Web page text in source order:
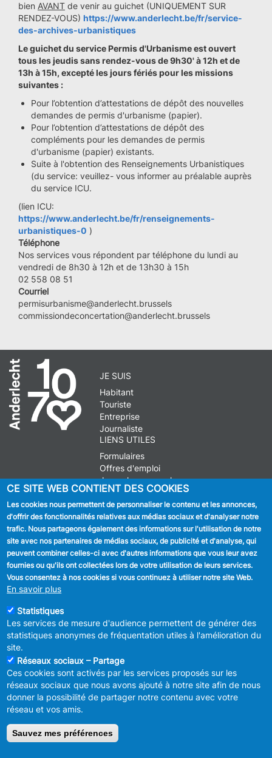
bien AVANT de venir au guichet (UNIQUEMENT SUR
RENDEZ-VOUS) https://www.anderlecht.be/fr/service-
des-archives-urbanistiques
Le guichet du service Permis d'Urbanisme est ouvert
tous les jeudis sans rendez-vous de 9h30' à 12h et de
13h à 15h, excepté les jours fériés pour les missions
suivantes :
Pour l’obtention d’attestations de dépôt des nouvelles
demandes de permis d'urbanisme (papier).
Pour l’obtention d’attestations de dépôt des
compléments pour les demandes de permis
d'urbanisme (papier) existants.
Suite à l'obtention des Renseignements Urbanistiques
(du service: veuillez- vous informer au préalable auprès
du service ICU.
(lien ICU:
https://www.anderlecht.be/fr/renseignements-
urbanistiques-0 )
Téléphone
Nos services vous répondent par téléphone du lundi au
vendredi de 8h30 à 12h et de 13h30 à 15h
02 558 08 51
Courriel
permisurbanisme@anderlecht.brussels
commissiondeconcertation@anderlecht.brussels
JE SUIS
Habitant
Touriste
Entreprise
Journaliste
LIENS UTILES
Formulaires
Offres d'emploi
Journal communal
Stationnement
SUIVEZ NOUS
Facebook
Linkedin
MENU
FOOTER
LEGAL
Déclaration de confidentialité
Déclaration d'accessibilité
modération des réseaux sociaux
CE SITE WEB CONTIENT DES COOKIES
Les cookies nous permettent de personnaliser le contenu et les annonces,
d'offrir des fonctionnalités relatives aux médias sociaux et d'analyser notre
trafic. Nous partageons également des informations sur l'utilisation de notre
site avec nos partenaires de médias sociaux, de publicité et d'analyse, qui
peuvent combiner celles-ci avec d'autres informations que vous leur avez
fournies ou qu'ils ont collectées lors de votre utilisation de leurs services.
Vous consentez à nos cookies si vous continuez à utiliser notre site Web.
En savoir plus
Statistiques
Les services de mesure d'audience permettent de générer des
statistiques anonymes de fréquentation utiles à l'amélioration du
site.
Réseaux sociaux – Partage
Ces cookies sont activés par les services proposés sur les
réseaux sociaux que nous avons ajouté à notre site afin de nous
donner la possibilité de partager notre contenu avec votre
réseau et vos amis.
Sauvez mes préférences